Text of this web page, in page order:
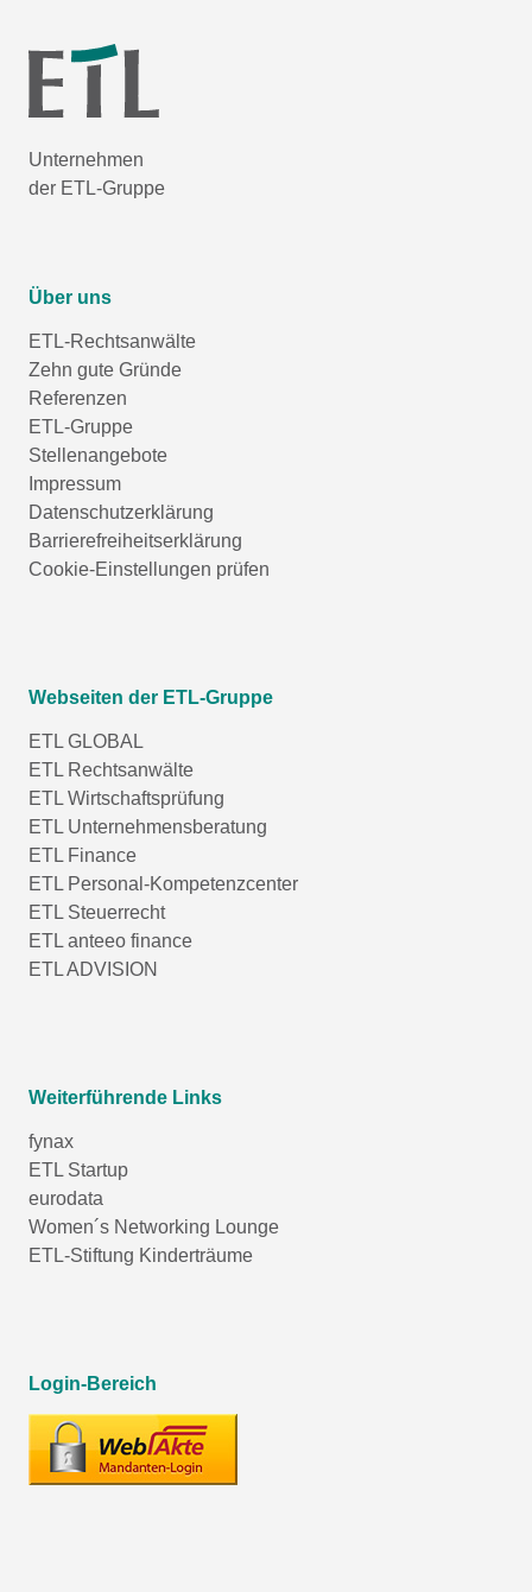
Unternehmen
der ETL-Gruppe
Über uns
ETL-Rechtsanwälte
Zehn gute Gründe
Referenzen
ETL-Gruppe
Stellenangebote
Impressum
Datenschutzerklärung
Barrierefreiheitserklärung
Cookie-Einstellungen prüfen
Webseiten der ETL-Gruppe
ETL GLOBAL
ETL Rechtsanwälte
ETL Wirtschaftsprüfung
ETL Unternehmensberatung
ETL Finance
ETL Personal-Kompetenzcenter
ETL Steuerrecht
ETL anteeo finance
ETL ADVISION
Weiterführende Links
fynax
ETL Startup
eurodata
Women´s Networking Lounge
ETL-Stiftung Kinderträume
Login-Bereich